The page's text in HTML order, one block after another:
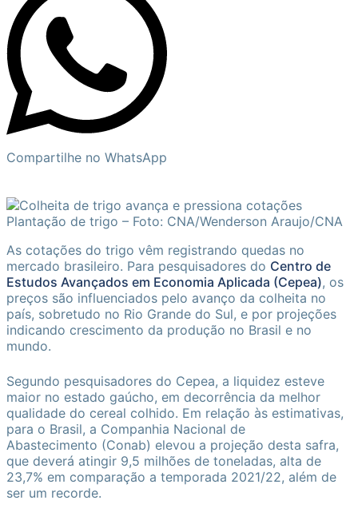
Compartilhe no WhatsApp
Plantação de trigo – Foto: CNA/Wenderson Araujo/CNA
As cotações do trigo vêm registrando quedas no
mercado brasileiro. Para pesquisadores do Centro de
Estudos Avançados em Economia Aplicada (Cepea), os
preços são influenciados pelo avanço da colheita no
país, sobretudo no Rio Grande do Sul, e por projeções
indicando crescimento da produção no Brasil e no
mundo.
Segundo pesquisadores do Cepea, a liquidez esteve
maior no estado gaúcho, em decorrência da melhor
qualidade do cereal colhido. Em relação às estimativas,
para o Brasil, a Companhia Nacional de
Abastecimento (Conab) elevou a projeção desta safra,
que deverá atingir 9,5 milhões de toneladas, alta de
23,7% em comparação a temporada 2021/22, além de
ser um recorde.